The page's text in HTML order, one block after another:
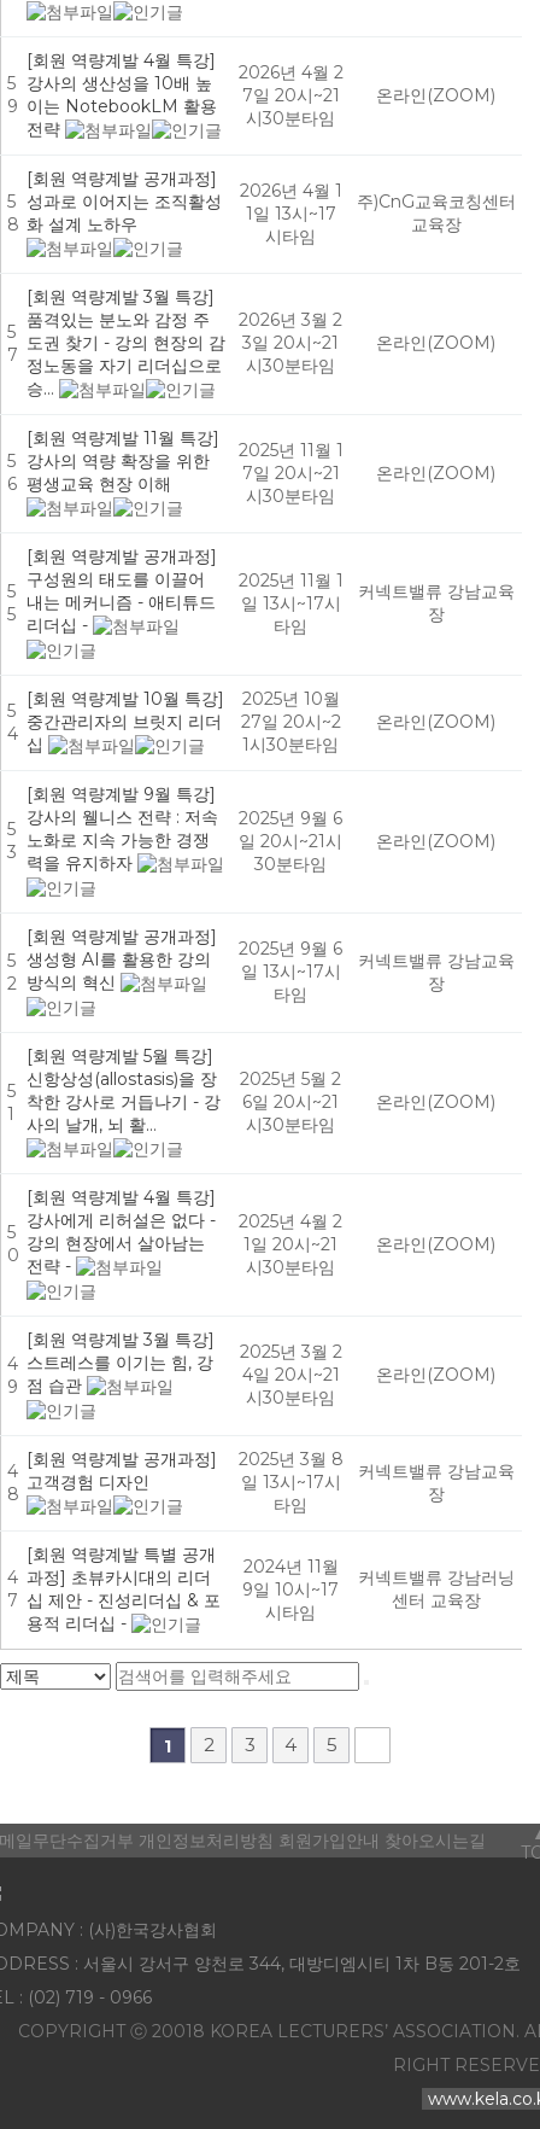
5
9
[회원 역량계발 4월 특강]
강사의 생산성을 10배 높
이는 NotebookLM 활용
전략
2026년 4월 2
7일 20시~21
시30분타임
온라인(ZOOM)
5
8
[회원 역량계발 공개과정]
성과로 이어지는 조직활성
화 설계 노하우
2026년 4월 1
1일 13시~17
시타임
주)CnG교육코칭센터
교육장
5
7
[회원 역량계발 3월 특강]
품격있는 분노와 감정 주
도권 찾기 - 강의 현장의 감
정노동을 자기 리더십으로
승…
2026년 3월 2
3일 20시~21
시30분타임
온라인(ZOOM)
5
6
[회원 역량계발 11월 특강]
강사의 역량 확장을 위한
평생교육 현장 이해
2025년 11월 1
7일 20시~21
시30분타임
온라인(ZOOM)
5
5
[회원 역량계발 공개과정]
구성원의 태도를 이끌어
내는 메커니즘 - 애티튜드
리더십 -
2025년 11월 1
일 13시~17시
타임
커넥트밸류 강남교육
장
5
4
[회원 역량계발 10월 특강]
중간관리자의 브릿지 리더
십
2025년 10월
27일 20시~2
1시30분타임
온라인(ZOOM)
5
3
[회원 역량계발 9월 특강]
강사의 웰니스 전략 : 저속
노화로 지속 가능한 경쟁
력을 유지하자
2025년 9월 6
일 20시~21시
30분타임
온라인(ZOOM)
5
2
[회원 역량계발 공개과정]
생성형 AI를 활용한 강의
방식의 혁신
2025년 9월 6
일 13시~17시
타임
커넥트밸류 강남교육
장
5
1
[회원 역량계발 5월 특강]
신항상성(allostasis)을 장
착한 강사로 거듭나기 - 강
사의 날개, 뇌 활…
2025년 5월 2
6일 20시~21
시30분타임
온라인(ZOOM)
5
0
[회원 역량계발 4월 특강]
강사에게 리허설은 없다 -
강의 현장에서 살아남는
전략 -
2025년 4월 2
1일 20시~21
시30분타임
온라인(ZOOM)
4
9
[회원 역량계발 3월 특강]
스트레스를 이기는 힘, 강
점 습관
2025년 3월 2
4일 20시~21
시30분타임
온라인(ZOOM)
4
8
[회원 역량계발 공개과정]
고객경험 디자인
2025년 3월 8
일 13시~17시
타임
커넥트밸류 강남교육
장
4
7
[회원 역량계발 특별 공개
과정] 초뷰카시대의 리더
십 제안 - 진성리더십 & 포
용적 리더십 -
2024년 11월
9일 10시~17
시타임
커넥트밸류 강남러닝
센터 교육장
1 2 3 4 5
일무단수집거부 개인정보처리방침 회원가입안내 찾아오시는길
: (사)한국강사협회
: 서울시 강서구 양천로 344, 대방디엠시티 1차 B동 201-2호
: (02) 719 - 0966
COPYRIGHT ⓒ 20018 KOREA LECTURERS’ ASSOCIATION.
RIGHT